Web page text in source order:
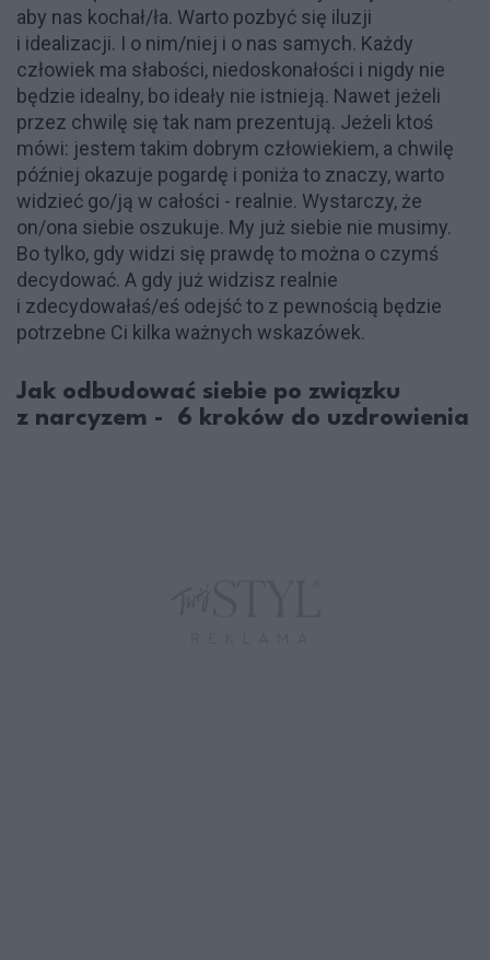
aby nas kochał/ła. Warto pozbyć się iluzji
i idealizacji. I o nim/niej i o nas samych. Każdy
człowiek ma słabości, niedoskonałości i nigdy nie
będzie idealny, bo ideały nie istnieją. Nawet jeżeli
przez chwilę się tak nam prezentują. Jeżeli ktoś
mówi: jestem takim dobrym człowiekiem, a chwilę
później okazuje pogardę i poniża to znaczy, warto
widzieć go/ją w całości - realnie. Wystarczy, że
on/ona siebie oszukuje. My już siebie nie musimy.
Bo tylko, gdy widzi się prawdę to można o czymś
decydować. A gdy już widzisz realnie
i zdecydowałaś/eś odejść to z pewnością będzie
potrzebne Ci kilka ważnych wskazówek.
Jak odbudować siebie po związku
z narcyzem - 6 kroków do uzdrowienia